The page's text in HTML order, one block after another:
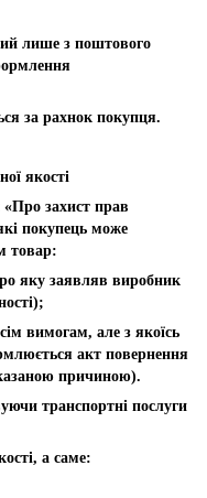
лише з поштового
за рахнок покупця.
якості
«Про захист прав
покупець може
товар:
яку заявляв виробник
вимогам, але з якоїсь
акт повернення
причиною).
транспортні послуги
а саме: